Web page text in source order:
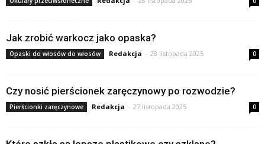
Jak zrobić warkocz jako opaska?
Opaski do włosów do włosów Redakcja - 28 listopada 2025 0
Czy nosić pierścionek zaręczynowy po rozwodzie?
Pierścionki zaręczynowe Redakcja - 27 listopada 2025 0